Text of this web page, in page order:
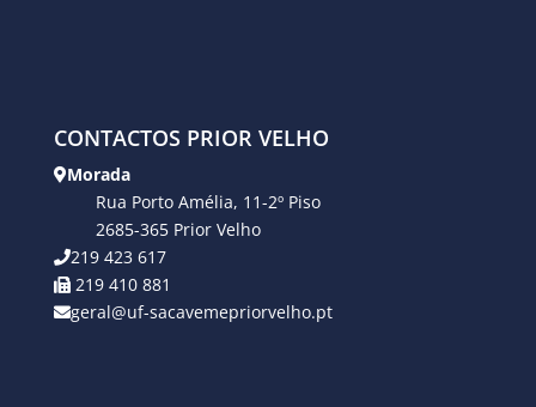
CONTACTOS PRIOR VELHO
Morada
Rua Porto Amélia, 11-2º Piso
2685-365 Prior Velho
219 423 617
219 410 881
geral@uf-sacavemepriorvelho.pt